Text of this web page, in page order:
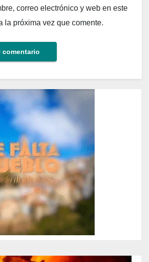
correo electrónico y web en este
la próxima vez que comente.